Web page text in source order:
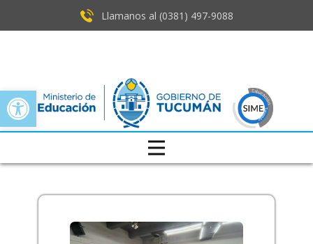
Open toolbar
Llamanos al (0381) ​497-9088